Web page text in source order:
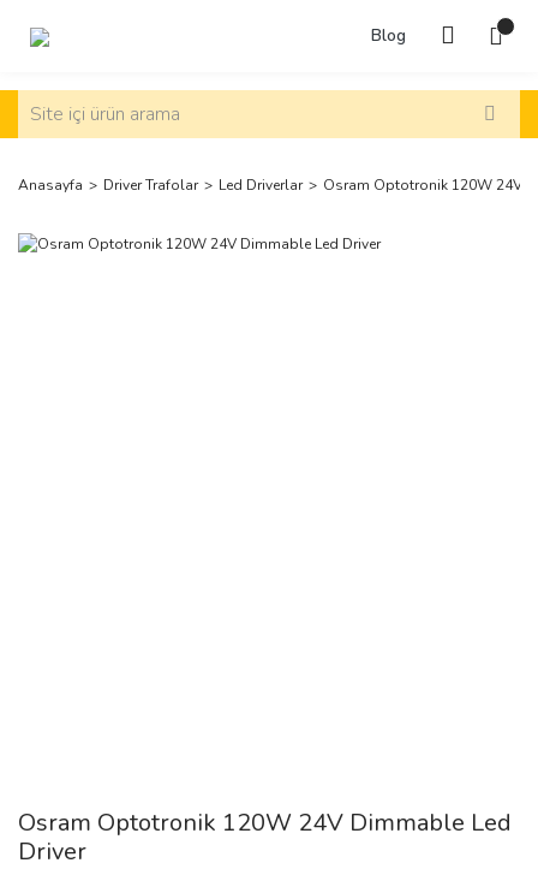
Blog
Anasayfa Driver Trafolar Led Driverlar Osram Optotronik 120W 24V
Osram Optotronik 120W 24V Dimmable Led
Driver